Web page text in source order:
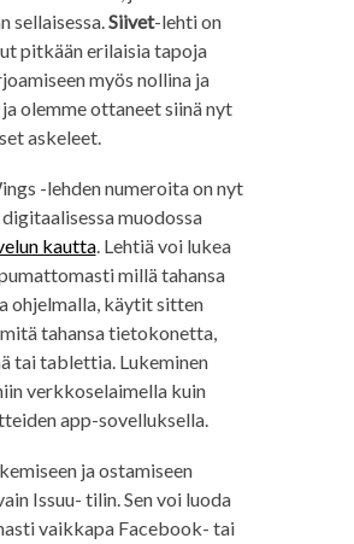
sellaisessa.Siivet-lehti on
pitkään erilaisia tapoja
myös nollina ja
olemme ottaneet siinä nyt
askeleet.
-lehden numeroita on nyt
muodossa
kautta. Lehtiä voi lukea
millä tahansa
ohjelmalla, käytit sitten
tahansa tietokonetta,
tai tablettia. Lukeminen
verkkoselaimella kuin
app-sovelluksella.
ja ostamiseen
Issuu- tilin. Sen voi luoda
vaikkapa Facebook- tai